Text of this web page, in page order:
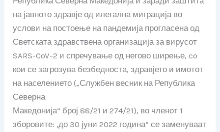
на јавното здравје од илегална миграција во
услови на постоење на пандемија прогласена од
Светската здравствена организација за вирусот
SARS-CoV-2 и спречување од негово ширење, co
кои се загрозува безбедноста, здравјето и имотот
на населението („Службен весник на Република
Северна
Македонија“ број 88/21 и 274/21), во членот 1
зборовите: ,до 30 јуни 2022 година“ се заменуваат